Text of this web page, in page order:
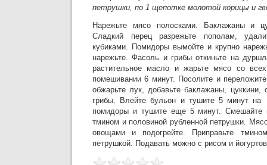
петрушки, по 1 щепотке молотой корицы и
Нарежьте мясо полосками. Баклажаны и
Сладкий перец разрежьте пополам,
кубиками. Помидоры вымойте и крупно
нарежьте. Фасоль и грибы откиньте на
растительное масло и жарьте мясо со
помешивании 6 минут. Посолите и
обжарьте лук, добавьте баклажаны,
грибы. Влейте бульон и тушите 5 минут на
помидоры и тушите еще 5 минут. Смешайте
тмином и половиной рубленной петрушки.
овощами и подогрейте. Приправьте
петрушкой. Подавать можно с рисом и